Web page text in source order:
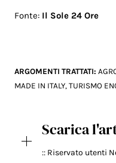
Fonte: Il Sole 24 Ore
ARGOMENTI TRATTATI:
MADE IN ITALY,TURISMO
Scarica
:: Riservato utenti